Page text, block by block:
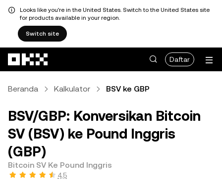
Looks like you're in the United States. Switch to the United States site
for products available in your region.
Switch site
Daftar
Beranda Kalkulator BSV ke GBP
BSV/GBP: Konversikan Bitcoin
SV (BSV) ke Pound Inggris
(GBP)
Bitcoin SV Ke Pound Inggris
4,5